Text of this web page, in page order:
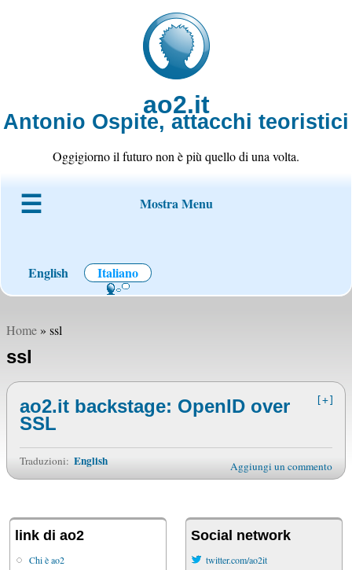
ao2.it
Antonio Ospite, attacchi teoristici
Oggigiorno il futuro non è più quello di una volta.
Mostra Menu
English Italiano
Home» ssl
ssl
[+]
ao2.it backstage: OpenID over
SSL
Traduzioni: English Aggiungi un commento
link di ao2
Chi è ao2
Social network
twitter.com/ao2it